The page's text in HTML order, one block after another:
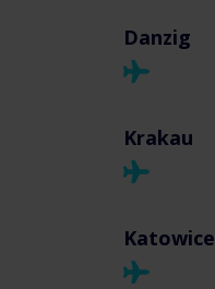
Danzig
Krakau
Katowice